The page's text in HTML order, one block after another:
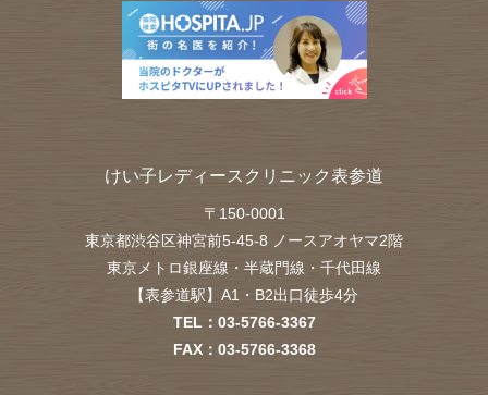
けい子レディースクリニック表参道
〒 150-0001
東京都渋谷区神宮前5-45-8 ノースアオヤマ2階
東京メトロ銀座線・半蔵門線・千代田線
【表参道駅】A1・B2出口徒歩4分
TEL： 03-5766-3367
FAX： 03-5766-3368